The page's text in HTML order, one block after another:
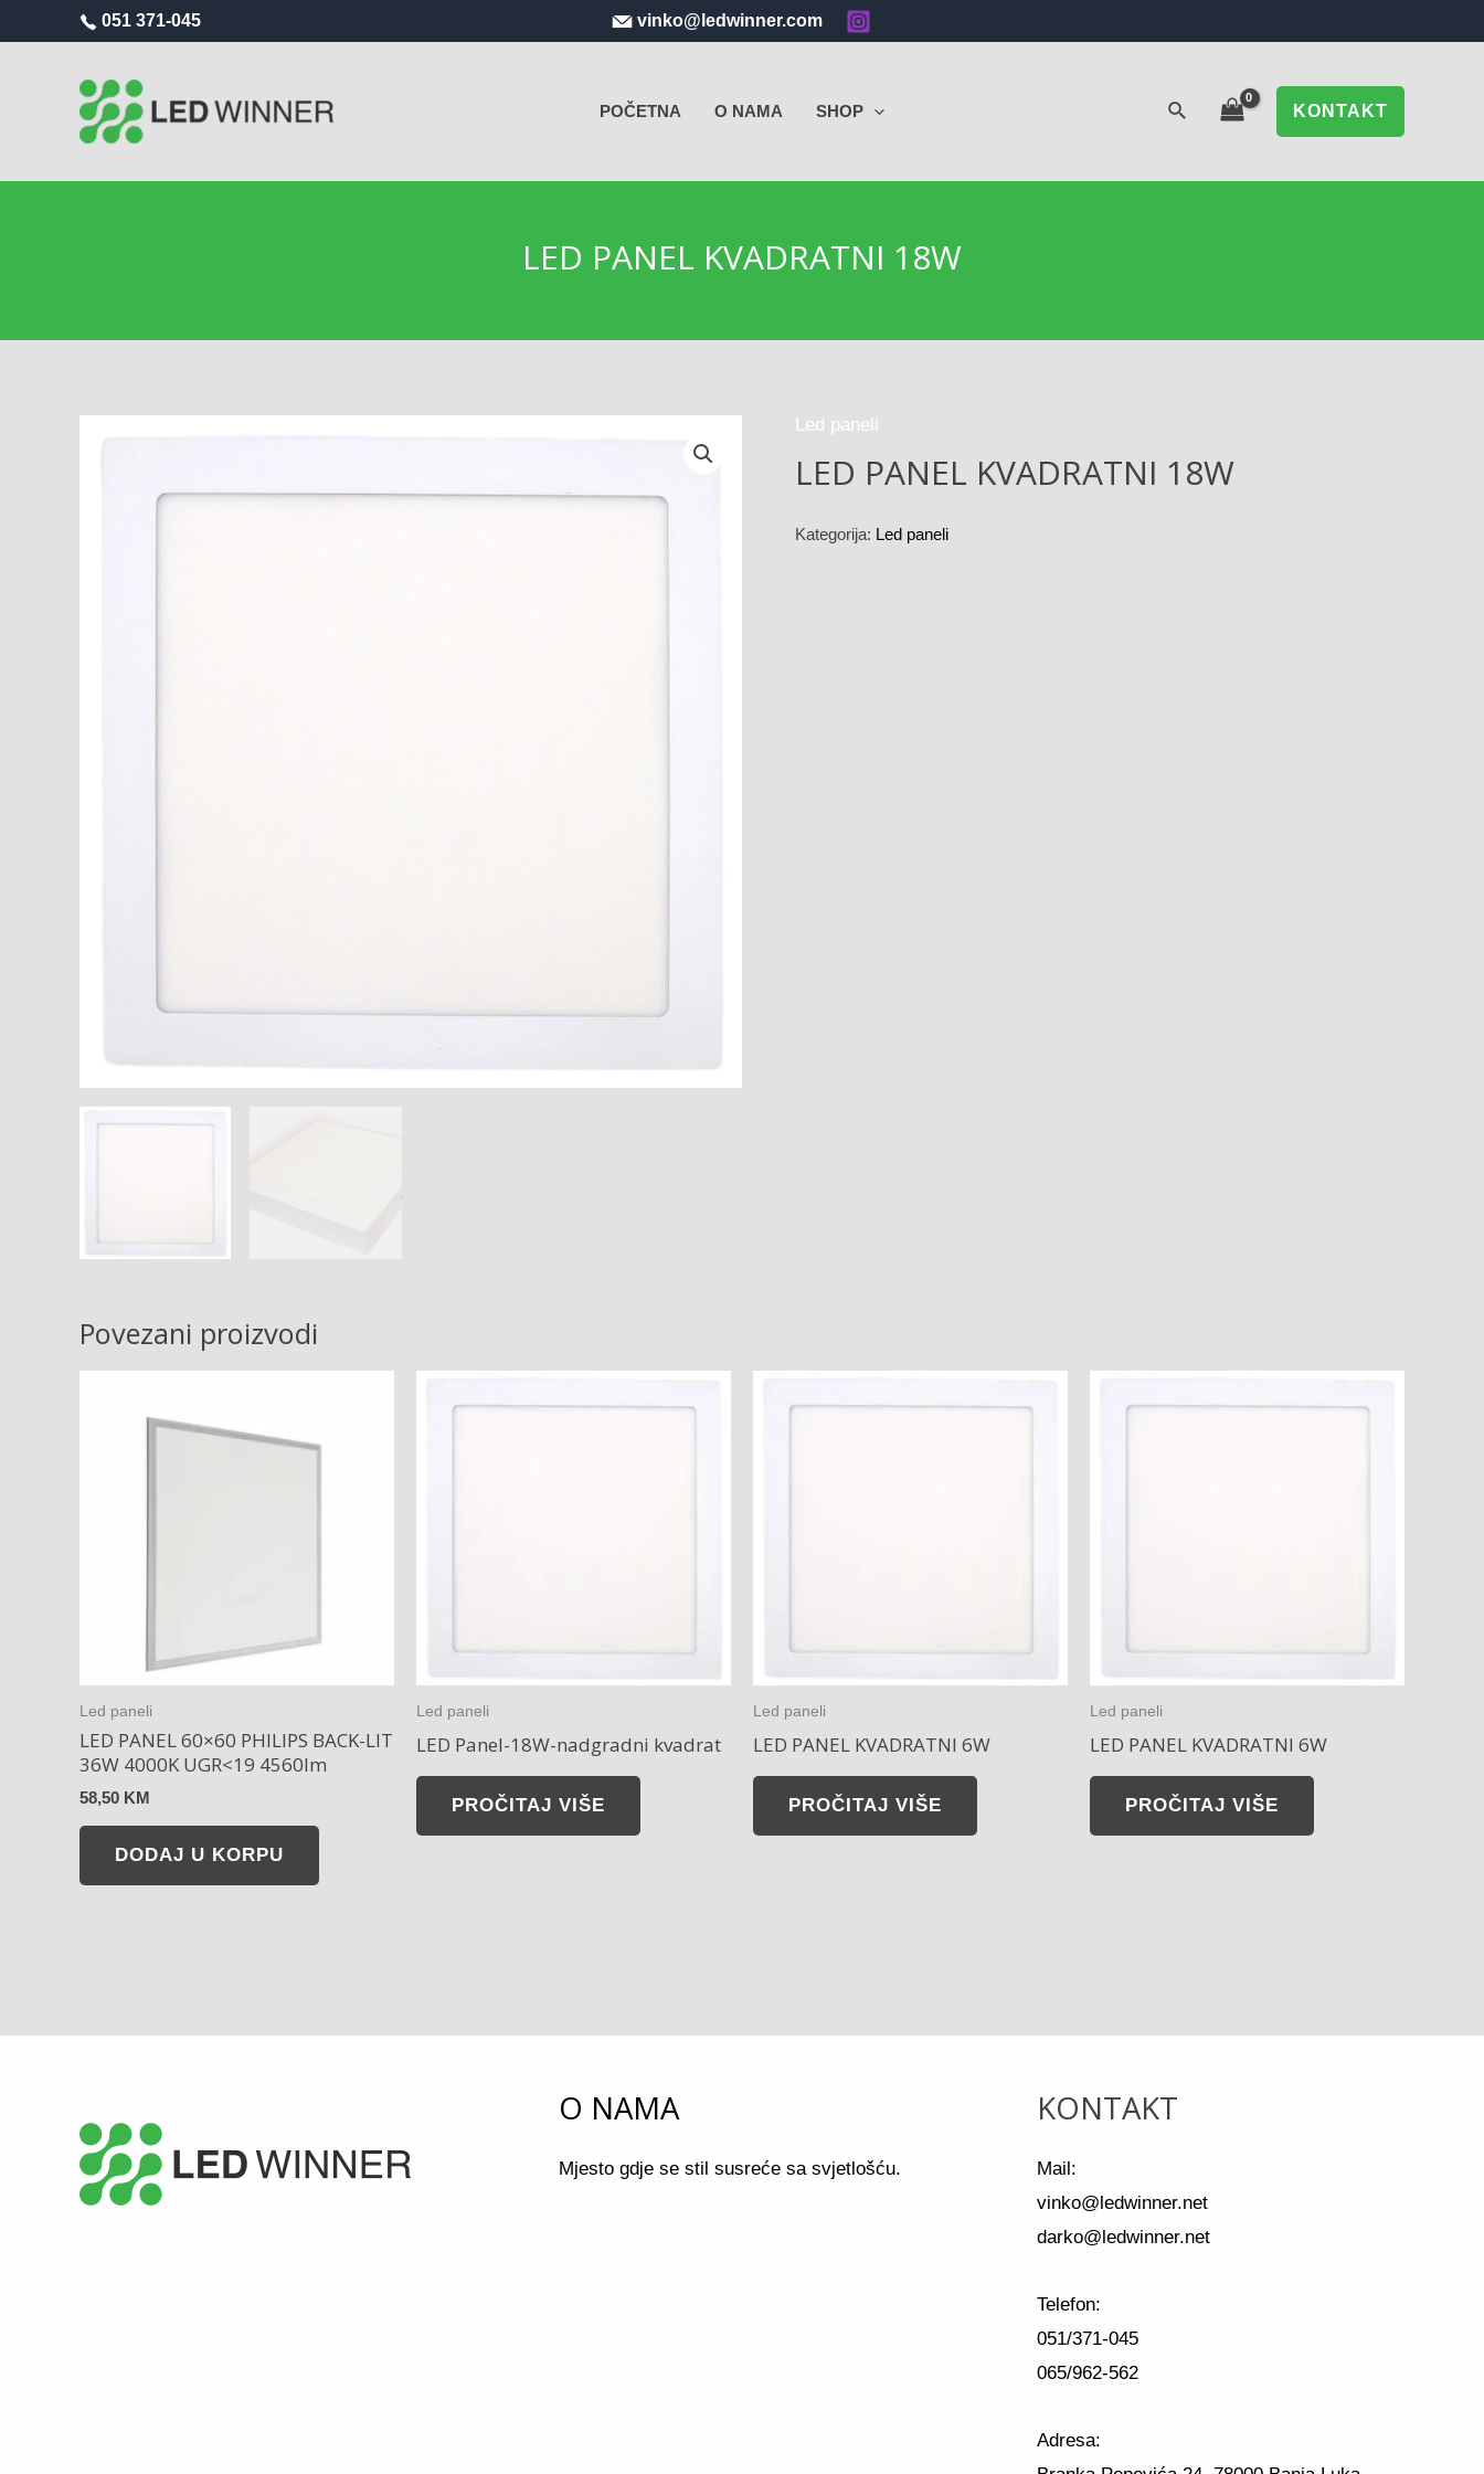
051 371-045 vinko@ledwinner.com
POČETNA O NAMA SHOP KONTAKT
LED PANEL KVADRATNI 18W
Led paneli
LED PANEL KVADRATNI 18W
Kategorija: Led paneli
Povezani proizvodi
Led paneli
LED PANEL 60×60 PHILIPS BACK-LIT
36W 4000K UGR<19 4560lm
58,50 KM
DODAJ U KORPU
Led paneli
LED Panel-18W-nadgradni kvadrat
PROČITAJ VIŠE
Led paneli
LED PANEL KVADRATNI 6W
PROČITAJ VIŠE
Led paneli
LED PANEL KVADRATNI 6W
PROČITAJ VIŠE
O NAMA
Mjesto gdje se stil susreće sa svjetlošću.
KONTAKT
Mail:
vinko@ledwinner.net
darko@ledwinner.net
Telefon:
051/371-045
065/962-562
Adresa: